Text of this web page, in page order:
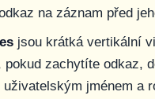
na záznam před
jsou krátká vertikální
pokud zachytíte odkaz,
jménem a